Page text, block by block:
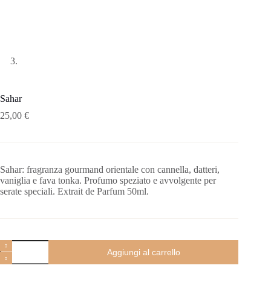
Sahar
25,00 €
Sahar: fragranza gourmand orientale con cannella, datteri,
vaniglia e fava tonka. Profumo speziato e avvolgente per
serate speciali. Extrait de Parfum 50ml.
Aggiungi al carrello